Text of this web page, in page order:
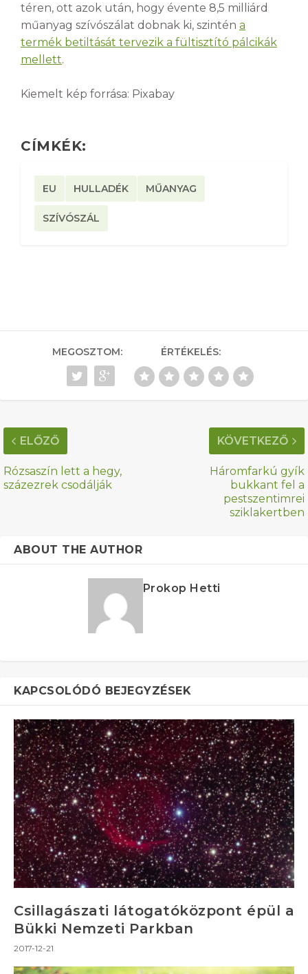
téren, ott azok után, hogy évente 8,5 milliárd
műanyag szívószálat dobnak ki, szintén a
termék betiltását tervezik a fültisztító pálcikák
mellett.
Kiemelt kép forrása: Pixabay
CÍMKÉK:
EU HULLADÉK MŰANYAG
SZÍVÓSZÁL
MEGOSZTOM: ÉRTÉKELÉS:
ELŐZŐ
Rózsaszín lett a hegy,
százezrek csodálják
KÖVETKEZŐ
Háromfarkú gyík
bukkant fel a
pestszentimrei
sziklakertben
ABOUT THE AUTHOR
Prokop Hetti
KAPCSOLÓDÓ BEJEGYZÉSEK
Csillagászati látogatóközpont épül a
Bükki Nemzeti Parkban
2017-12-21